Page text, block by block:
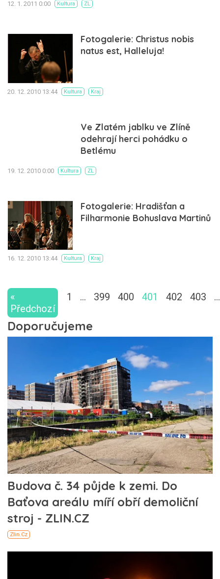
12. 1. 2011 0:00 Kultura ZL
Fotogalerie: Christus nobis
natus est, Halleluja!
20. 12. 2010 13:44 Kultura Kraj
Ve Zlatém jablku ve Zlíně
odehrají herci pohádku o
Betlému
19. 12. 2010 0:00 Kultura ZL
Fotogalerie: Hradišťan a
Filharmonie Bohuslava Martinů
16. 12. 2010 13:44 Kultura Kraj
«
Předchozí
1 … 399 400 401 402 403 …